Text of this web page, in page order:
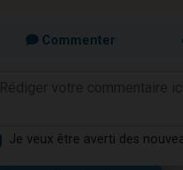
Commenter
Je veux être averti des